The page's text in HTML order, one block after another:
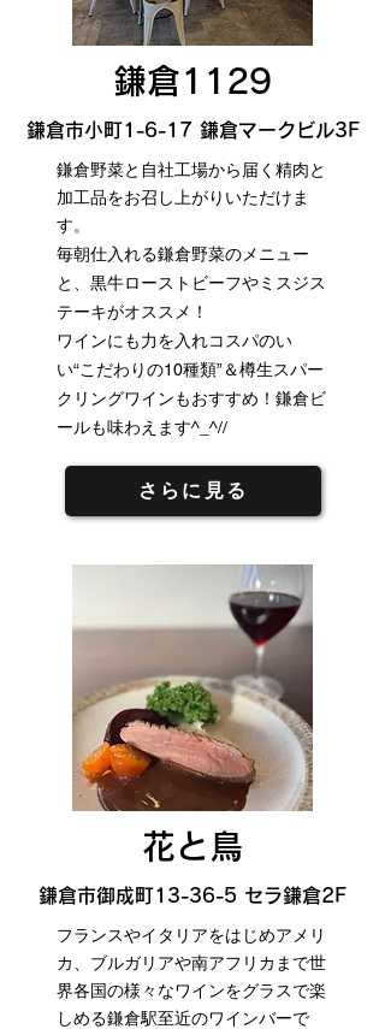
鎌倉1129
鎌倉市小町1-6-17 鎌倉マークビル3F
鎌倉野菜と自社工場から届く精肉と
加工品をお召し上がりいただけま
す。
毎朝仕入れる鎌倉野菜のメニュー
と、黒牛ローストビーフやミスジス
テーキがオススメ！
ワインにも力を入れコスパのい
い“こだわりの10種類”＆樽生スパー
クリングワインもおすすめ！鎌倉ビ
ールも味わえます^_^//
さらに見る
花と鳥
鎌倉市御成町13-36-5 セラ鎌倉2F
フランスやイタリアをはじめアメリ
カ、ブルガリアや南アフリカまで世
界各国の様々なワインをグラスで楽
しめる鎌倉駅至近のワインバーで